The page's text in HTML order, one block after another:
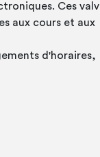
Ces
aux cours et aux
d'horaires,